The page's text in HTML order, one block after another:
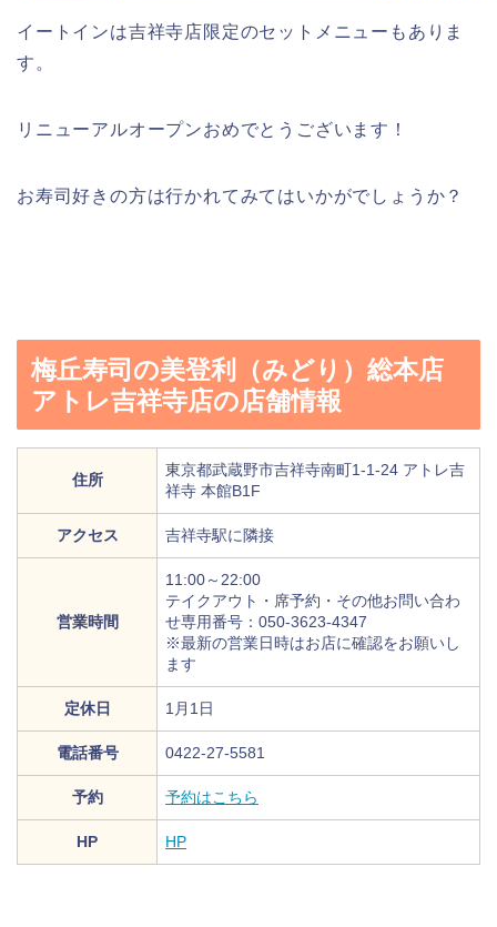
イートインは吉祥寺店限定のセットメニューもありま
す。
リニューアルオープンおめでとうございます！
お寿司好きの方は行かれてみてはいかがでしょうか？
梅丘寿司の美登利（みどり）総本店
アトレ吉祥寺店の店舗情報
住所
東京都武蔵野市吉祥寺南町1-1-24 アトレ吉
祥寺 本館B1F
アクセス 吉祥寺駅に隣接
営業時間
11:00～22:00
テイクアウト・席予約・その他お問い合わ
せ専用番号：050-3623-4347
※最新の営業日時はお店に確認をお願いし
ます
定休日 1月1日
電話番号 0422-27-5581
予約 予約はこちら
HP HP